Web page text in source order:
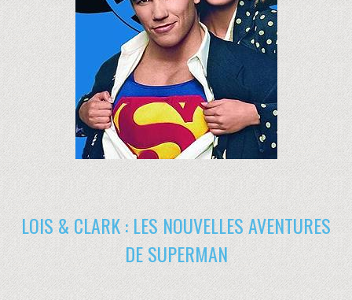
LOIS & CLARK : LES NOUVELLES AVENTURES
DE SUPERMAN